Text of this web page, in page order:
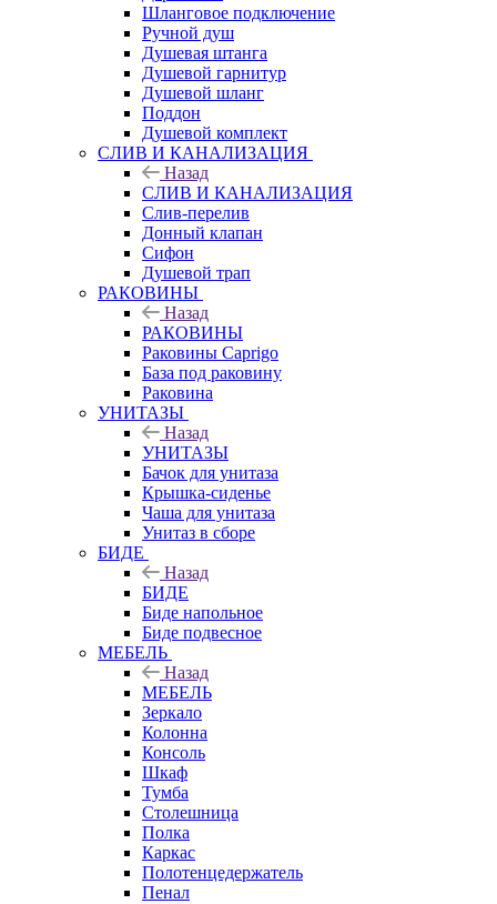
Шланговое подключение
Ручной душ
Душевая штанга
Душевой гарнитур
Душевой шланг
Поддон
Душевой комплект
СЛИВ И КАНАЛИЗАЦИЯ
Назад
СЛИВ И КАНАЛИЗАЦИЯ
Слив-перелив
Донный клапан
Сифон
Душевой трап
РАКОВИНЫ
Назад
РАКОВИНЫ
Раковины Caprigo
База под раковину
Раковина
УНИТАЗЫ
Назад
УНИТАЗЫ
Бачок для унитаза
Крышка-сиденье
Чаша для унитаза
Унитаз в сборе
БИДЕ
Назад
БИДЕ
Биде напольное
Биде подвесное
МЕБЕЛЬ
Назад
МЕБЕЛЬ
Зеркало
Колонна
Консоль
Шкаф
Тумба
Столешница
Полка
Каркас
Полотенцедержатель
Пенал